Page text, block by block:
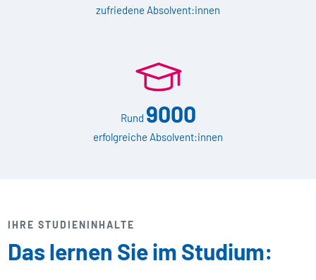
zufriedene Absolvent:innen
Rund 9000
erfolgreiche Absolvent:innen
IHRE STUDIENINHALTE
Das lernen Sie im Studium: